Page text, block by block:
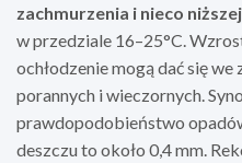
zachmurzenia i nieco
w przedziale 16–25°C.
ochłodzenie mogą dać się
porannych i wieczornych.
prawdopodobieństwo
deszczu to około 0,4 mm.